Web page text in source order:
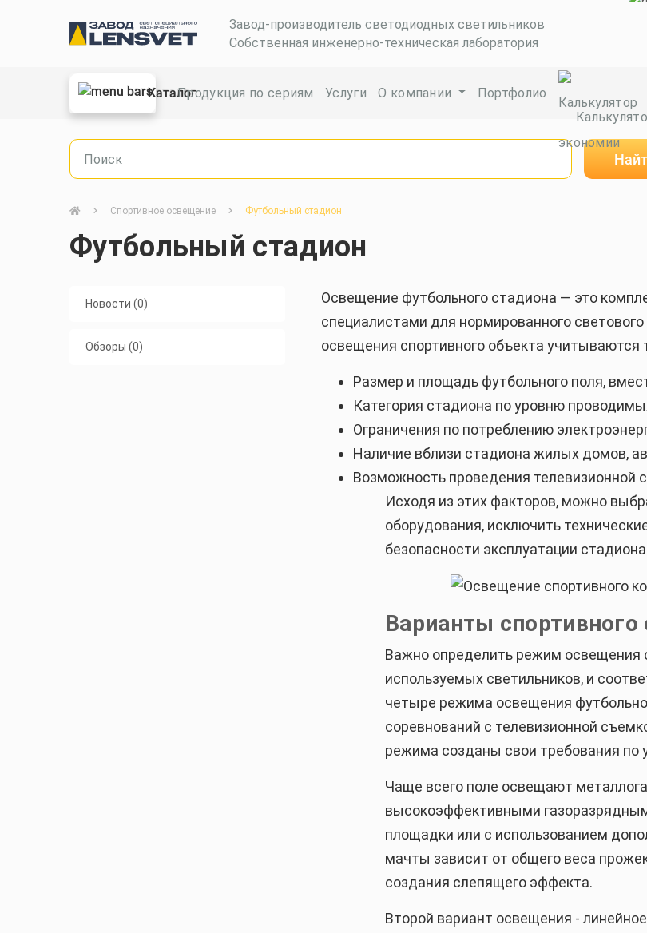
Завод-производитель светодиодных светильников
Собственная инженерно-техническая лаборатория
КаталогПродукция по сериям Услуги О компании
Портфолио
Спортивное освещение Футбольный стадион
Футбольный стадион
Новости (0)
Обзоры (0)
Освещение футбольного стадиона ― это
специалистами для нормированного
освещения спортивного объекта
Размер и площадь футбольного поля,
Категория стадиона по уровню
Ограничения по потреблению
Наличие вблизи стадиона жилых домов,
Возможность проведения телевизионной
Исходя из этих факторов, можно
оборудования, исключить
безопасности эксплуатации
Варианты
Важно определить режим освещения
используемых светильников, и
четыре режима освещения
соревнований с телевизионной
режима созданы свои требования по
Чаще всего поле освещают
высокоэффективными
площадки или с использованием
мачты зависит от общего веса
создания слепящего эффекта.
Второй вариант освещения -